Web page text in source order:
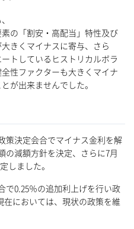
の「割安・高配当」特性及び
きくマイナスに寄与、さら
トしているヒストリカルボラ
性ファクターも大きくマイナ
が出来ませんでした。
策決定会合でマイナス金利を解
の減額方針を決定、さらに7月
しました。
0.25％の追加利上げを行い政
在においては、現状の政策を維